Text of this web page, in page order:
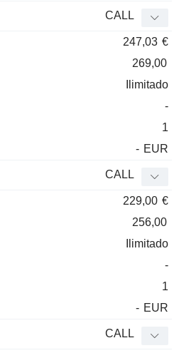
CALL
247,03 €
269,00
Ilimitado
-
1
- EUR
CALL
229,00 €
256,00
Ilimitado
-
1
- EUR
CALL